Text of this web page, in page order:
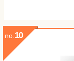
no. 10